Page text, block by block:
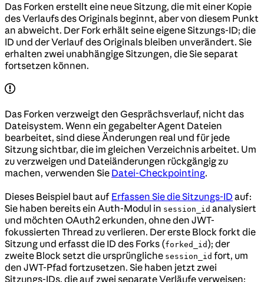
Das Forken erstellt eine neue Sitzung, die mit einer Kopie
des Verlaufs des Originals beginnt, aber von diesem Punkt
an abweicht. Der Fork erhält seine eigene Sitzungs-ID; die
ID und der Verlauf des Originals bleiben unverändert. Sie
erhalten zwei unabhängige Sitzungen, die Sie separat
fortsetzen können.
Das Forken verzweigt den Gesprächsverlauf, nicht das
Dateisystem. Wenn ein gegabelter Agent Dateien
bearbeitet, sind diese Änderungen real und für jede
Sitzung sichtbar, die im gleichen Verzeichnis arbeitet. Um
zu verzweigen und Dateiänderungen rückgängig zu
machen, verwenden Sie Datei-Checkpointing.
Dieses Beispiel baut auf Erfassen Sie die Sitzungs-ID auf:
Sie haben bereits ein Auth-Modul in session_id analysiert
und möchten OAuth2 erkunden, ohne den JWT-
fokussierten Thread zu verlieren. Der erste Block forkt die
Sitzung und erfasst die ID des Forks (forked_id ); der
zweite Block setzt die ursprüngliche session_id fort, um
den JWT-Pfad fortzusetzen. Sie haben jetzt zwei
Sitzungs-IDs, die auf zwei separate Verläufe verweisen: